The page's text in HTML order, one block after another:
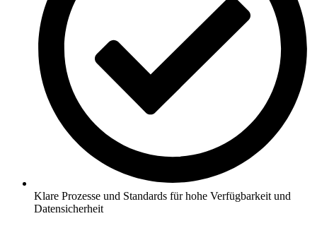
Klare Prozesse und Standards für hohe Verfügbarkeit und
Datensicherheit